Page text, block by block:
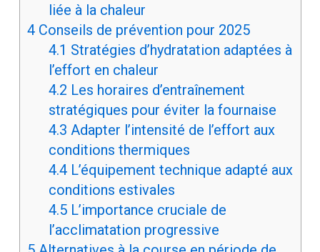
liée à la chaleur
4Conseils de prévention pour 2025
4.1 Stratégies d’hydratation adaptées à
l’effort en chaleur
4.2 Les horaires d’entraînement
stratégiques pour éviter la fournaise
4.3 Adapter l’intensité de l’effort aux
conditions thermiques
4.4L’équipement technique adapté aux
conditions estivales
4.5L’importance cruciale de
l’acclimatation progressive